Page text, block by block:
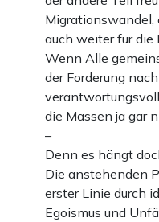
Migrationswandel,
auch weiter für die
Wenn Alle
der Forderung
die Massen ja gar
–
Denn es hängt
Die anstehenden
erster Linie durch
Egoismus und